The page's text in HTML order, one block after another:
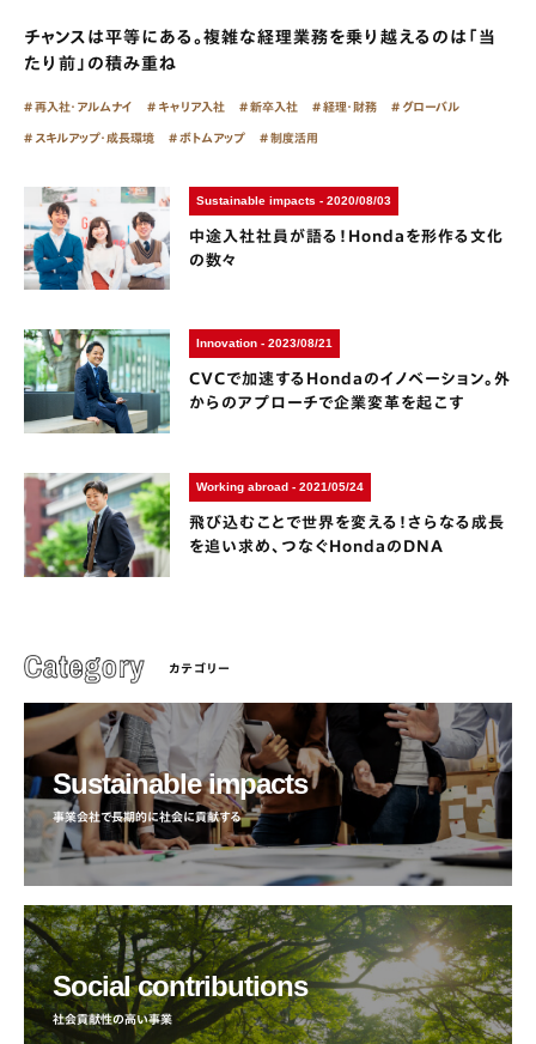
チャンスは平等にある。複雑な経理業務を乗り越えるのは「当
たり前」の積み重ね
再入社・アルムナイ キャリア入社 新卒入社 経理・財務 グローバル
スキルアップ・成長環境 ボトムアップ 制度活用
Sustainable impacts - 2020/08/03
中途入社社員が語る！Hondaを形作る文化
の数々
Innovation - 2023/08/21
CVCで加速するHondaのイノベーション。外
からのアプローチで企業変革を起こす
Working abroad - 2021/05/24
飛び込むことで世界を変える！さらなる成長
を追い求め、つなぐHondaのDNA
カテゴリー
Sustainable impacts
事業会社で長期的に社会に貢献する
Social contributions
社会貢献性の高い事業